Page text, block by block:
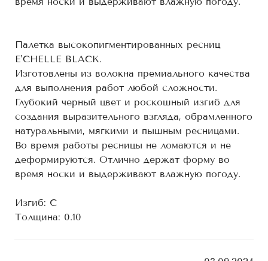
Палетка высокопигментированных ресниц
E'CHELLE BLACK.
Изготовлены из волокна премиального качества
для выполнения работ любой сложности.
Глубокий черный цвет и роскошный изгиб для
создания выразительного взгляда, обрамленного
натуральными, мягкими и пышным ресницами.
Во время работы ресницы не ломаются и не
деформируются. Отлично держат форму во
время носки и выдерживают влажную погоду.
Изгиб: С
Толщина: 0.10